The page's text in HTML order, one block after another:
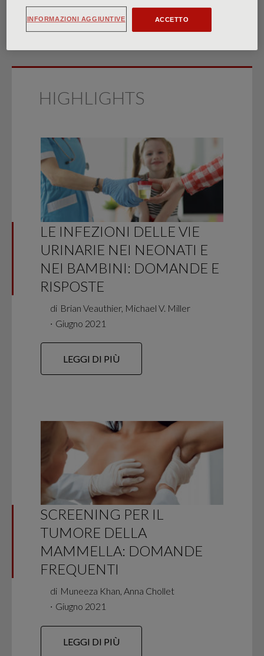
HIGHLIGHTS
LE INFEZIONI DELLE VIE
URINARIE NEI NEONATI E
NEI BAMBINI: DOMANDE E
RISPOSTE
di Brian Veauthier, Michael V. Miller
∙ Giugno 2021
LEGGI DI PIÙ
SCREENING PER IL
TUMORE DELLA
MAMMELLA: DOMANDE
FREQUENTI
di Muneeza Khan, Anna Chollet
∙ Giugno 2021
LEGGI DI PIÙ
ACCETTO
INFORMAZIONI AGGIUNTIVE